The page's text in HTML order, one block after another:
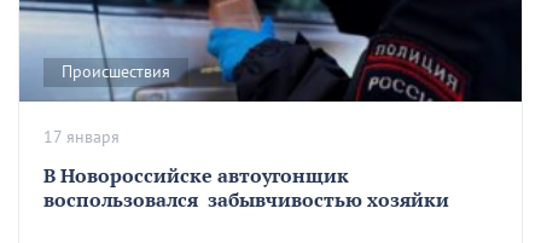
Происшествия
В Новороссийске автоугонщик
воспользовался забывчивостью хозяйки
17 января